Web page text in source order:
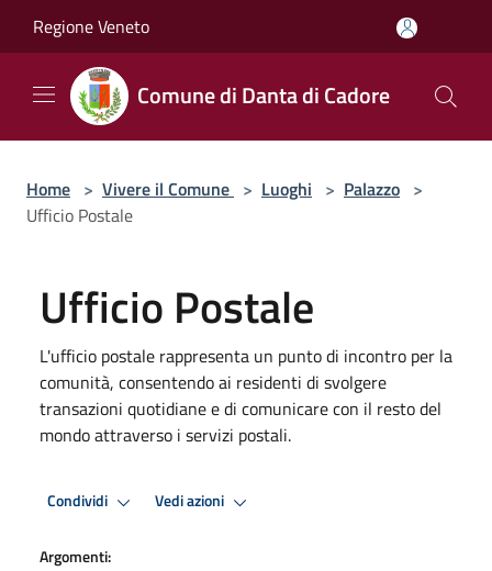
Regione Veneto
Comune di Danta di Cadore
Home > Vivere il Comune > Luoghi > Palazzo >
Ufficio Postale
Ufficio Postale
L'ufficio postale rappresenta un punto di incontro per la
comunità, consentendo ai residenti di svolgere
transazioni quotidiane e di comunicare con il resto del
mondo attraverso i servizi postali.
Condividi Vedi azioni
Argomenti: